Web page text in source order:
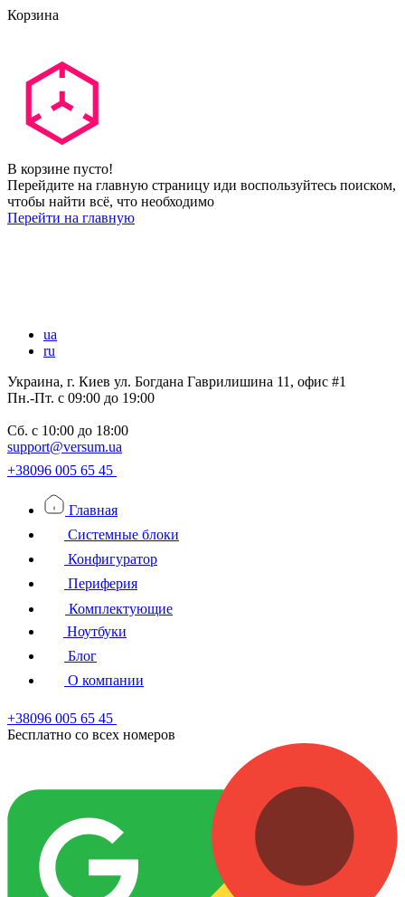
Корзина
В корзине пусто!
Перейдите на главную страницу иди воспользуйтесь поиском,
чтобы найти всё, что необходимо
Перейти на главную
ua
ru
Украина, г. Киев ул. Богдана Гаврилишина 11, офис #1
Пн.-Пт. с 09:00 до 19:00
Сб. с 10:00 до 18:00
support@versum.ua
+38096 005 65 45
Главная
Системные блоки
Конфигуратор
Периферия
Комплектующие
Ноутбуки
Блог
О компании
+38096 005 65 45
Бесплатно со всех номеров